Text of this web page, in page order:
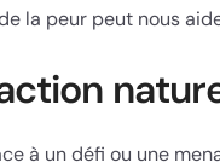
la peur peut nous
à un défi ou une